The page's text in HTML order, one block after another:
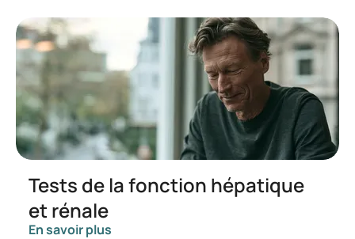
Tests de la fonction hépatique
et rénale
En savoir plus